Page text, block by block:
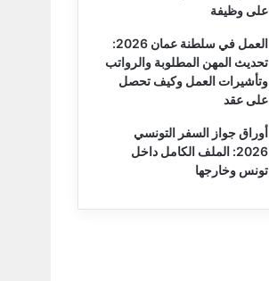
على وظيفة
العمل في سلطنة عمان 2026:
تحديث المهن المطلوبة والرواتب
وتأشيرات العمل وكيف تحصل
على عقد
أوراق جواز السفر التونسي
2026: الملف الكامل داخل
تونس وخارجها